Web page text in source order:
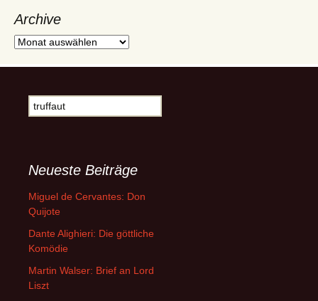
Archive
Archive
Suche
nach:
Neueste Beiträge
Miguel de Cervantes: Don
Quijote
Dante Alighieri: Die göttliche
Komödie
Martin Walser: Brief an Lord
Liszt